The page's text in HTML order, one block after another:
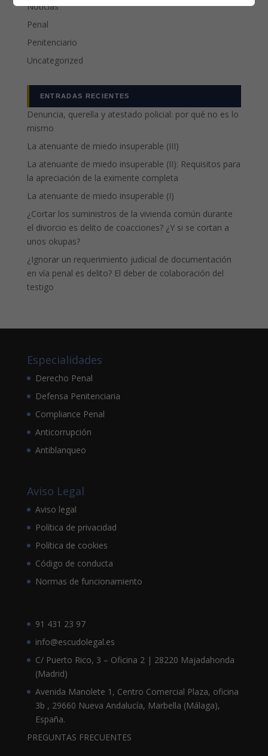
Noticias
Penal
Penitenciario
Uncategorized
ENTRADAS RECIENTES
Denuncia, querella y atestado policial: por qué no es lo
mismo
La atenuante de miedo insuperable (III)
La atenuante de miedo insuperable (II): Requisitos para
la apreciación de la eximente completa
La atenuante de miedo insuperable (I)
¿Cortar los suministros de la vivienda común durante
el divorcio es delito de coacciones? ¿Y si se cortan a
unos okupas?
¿Ignorar un requerimiento judicial de documentación
en vía penal es delito? El deber de colaboración del
testigo
Especialidades
Derecho Penal
Defensa Penitenciaria
Compliance Penal
Anticorrupción
Antiblanqueo
Aviso Legal
Aviso legal
Política de privacidad
Política de cookies
Código de conducta
Normas de funcionamiento
91 431 23 97
info@escudolegal.es
C/ Puerto Rico, 3 – Oficina 2 | 28220 Majadahonda
(Madrid)
Avenida Manolete 1, Centro Comercial Plaza, oficina
3b , 29660 Nueva Andalucía, Marbella (Málaga),
España.
PREGUNTAS FRECUENTES